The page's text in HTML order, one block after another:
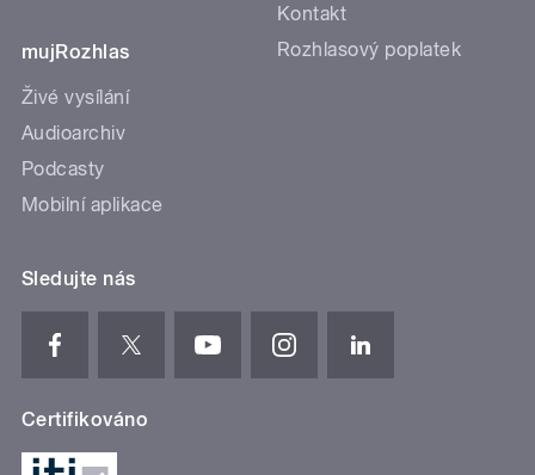
mujRozhlas
Živé vysílání
Audioarchiv
Podcasty
Mobilní aplikace
Kontakt
Rozhlasový poplatek
Sledujte nás
Certifikováno